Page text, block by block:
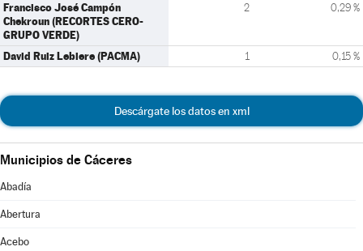
Francisco José Campón
Chekroun (RECORTES CERO-
GRUPO VERDE)
2 0,29 %
David Ruiz Lebiere (PACMA) 1 0,15 %
Descárgate los datos en xml
Municipios de Cáceres
Abadía
Abertura
Acebo